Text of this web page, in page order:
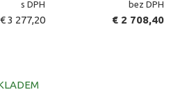
s DPH bez DPH
€ 3 277,20 € 2 708,40